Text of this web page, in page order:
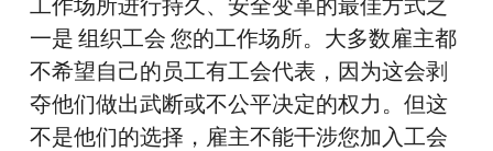
化？
一是 组织工会 您的工作场所。大多数雇主都
不希望自己的员工有工会代表，因为这会剥
夺他们做出武断或不公平决定的权力。但这
不是他们的选择，雇主不能干涉您加入工会